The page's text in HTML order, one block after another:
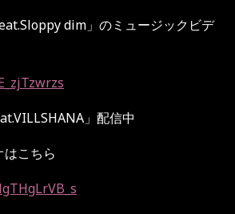
dim」のミュージックビデ
」配信中
はこちら